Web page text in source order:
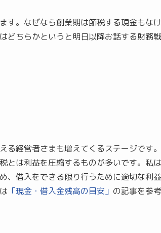
す。なぜなら創業期は節税する現金もな
どちらかというと明日以降お話する財務
る経営者さまも増えてくるステージです
とは利益を圧縮するものが多いです。私
、借入をできる限り行うために適切な利
「現金・借入金残高の目安」 の記事を参